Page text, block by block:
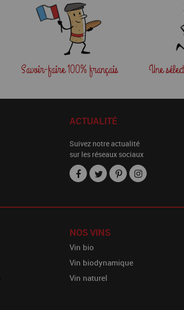
Savoir-faire100% français Une
ACTUALITÉ
Suivez notre actualité
sur les réseaux sociaux
NOS VINS
Vin bio
Vin biodynamique
Vin naturel